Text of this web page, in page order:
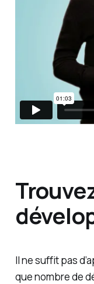
Il ne suffit pas
que nombre de